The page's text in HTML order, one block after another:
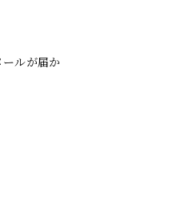
ルが届か